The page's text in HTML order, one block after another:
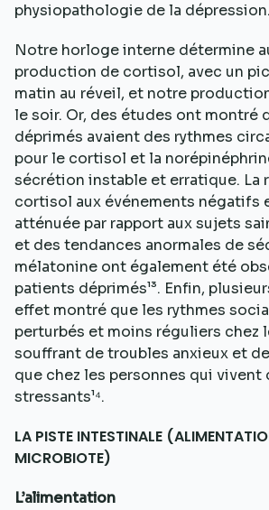
physiopathologie de la dépression.
Notre horloge interne détermine
production de cortisol, avec un
matin au réveil, et notre
le soir. Or, des études ont montré
déprimés avaient des rythmes
pour le cortisol et la
sécrétion instable et erratique. La
cortisol aux événements négatifs
atténuée par rapport aux sujets
et des tendances anormales de
mélatonine ont également été
patients déprimés¹³. Enfin,
effet montré que les rythmes
perturbés et moins réguliers chez
souffrant de troubles anxieux et de
que chez les personnes qui vivent
stressants¹⁴.
LA PISTE INTESTINALE
MICROBIOTE)
L’alimentation